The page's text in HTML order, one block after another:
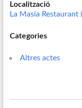
Localització
La Masía Restaurant
Categories
Altres actes